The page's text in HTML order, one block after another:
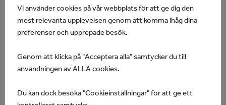
Lagen ställer större krav på tolkning och
översättning.
De viktiga förvaltningsrättsliga principerna
har kodifierats,det vill säga tagits in i
lagtexten. Det ger dig en ökad förutsägbarhet
Det ställs högre krav påbättre
Vi använder cookies på vår webbplats för att ge dig den
mest relevanta upplevelsen genom att komma ihåg dina
preferenser och upprepade besök.
Genom att klicka på "Acceptera alla" samtycker du till
användningen av ALLA cookies.
Du kan dock besöka "Cookieinställningar" för att ge ett